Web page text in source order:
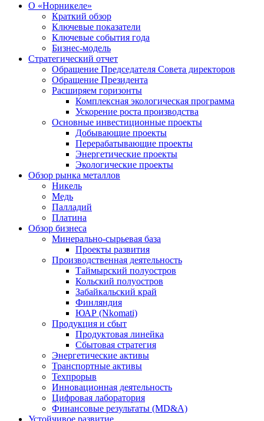
О «Норникеле»
Краткий обзор
Ключевые показатели
Ключевые события года
Бизнес-модель
Стратегический отчет
Обращение Председателя Совета директоров
Обращение Президента
Расширяем горизонты
Комплексная экологическая программа
Ускорение роста производства
Основные инвестиционные проекты
Добывающие проекты
Перерабатывающие проекты
Энергетические проекты
Экологические проекты
Обзор рынка металлов
Никель
Медь
Палладий
Платина
Обзор бизнеса
Минерально-сырьевая база
Проекты развития
Производственная деятельность
Таймырский полуостров
Кольский полуостров
Забайкальский край
Финляндия
ЮАР (Nkomati)
Продукция и сбыт
Продуктовая линейка
Сбытовая стратегия
Энергетические активы
Транспортные активы
Техпрорыв
Инновационная деятельность
Цифровая лаборатория
Финансовые результаты (MD&A)
Устойчивое развитие